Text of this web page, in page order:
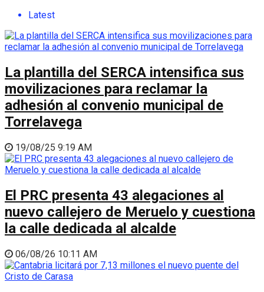
Latest
La plantilla del SERCA intensifica sus
movilizaciones para reclamar la
adhesión al convenio municipal de
Torrelavega
19/08/25 9:19 AM
El PRC presenta 43 alegaciones al
nuevo callejero de Meruelo y cuestiona
la calle dedicada al alcalde
06/08/26 10:11 AM